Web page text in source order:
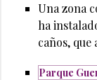
Una zona
ha
caños,
Parque